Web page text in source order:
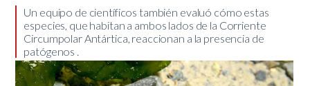
Un equipo de científicos también evaluó cómo estas
especies, que habitan a ambos lados de la Corriente
Circumpolar Antártica, reaccionan a la presencia de
patógenos . ​